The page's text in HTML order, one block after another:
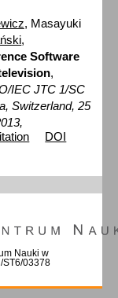
, Masayuki
,
Software
,
IEC JTC 1/SC
Switzerland, 25
DOI
Nauki w
ST6/03378